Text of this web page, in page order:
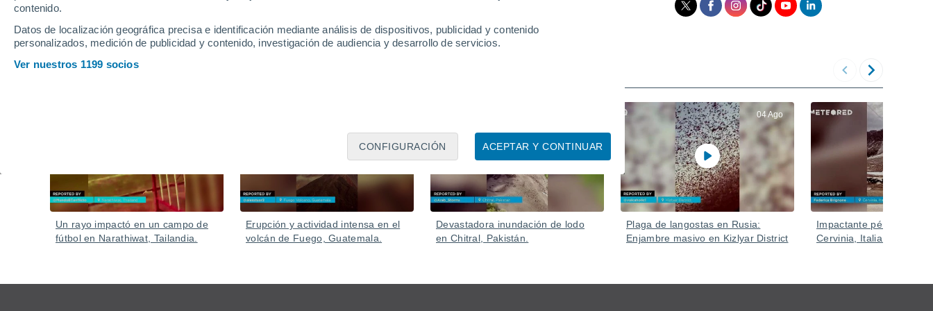
contenido.
Datos de localización geográfica precisa e identificación mediante análisis de dispositivos, publicidad y contenido
personalizados, medición de publicidad y contenido, investigación de audiencia y desarrollo de servicios.
Ver nuestros 1199 socios
ACEPTAR Y CONTINUAR
CONFIGURACIÓN
Las temperaturas de más de 40 ºC han provocado que el fuego se extienda muy rápido. Al menos dos personas
Vídeos
Un rayo impactó en un campo de
fútbol en Narathiwat, Tailandia.
Erupción y actividad intensa en el
volcán de Fuego, Guatemala.
Devastadora inundación de lodo
en Chitral, Pakistán.
04 Ago
Plaga de langostas en Rusia:
Enjambre masivo en Kizlyar District
Impactante pérdida de
Cervinia, Italia.